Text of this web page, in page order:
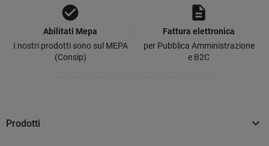
check_circle
Abilitati Mepa
I nostri prodotti sono sul MEPA
(Consip)
description
Fattura elettronica
per Pubblica Amministrazione
e B2C
Prodotti 